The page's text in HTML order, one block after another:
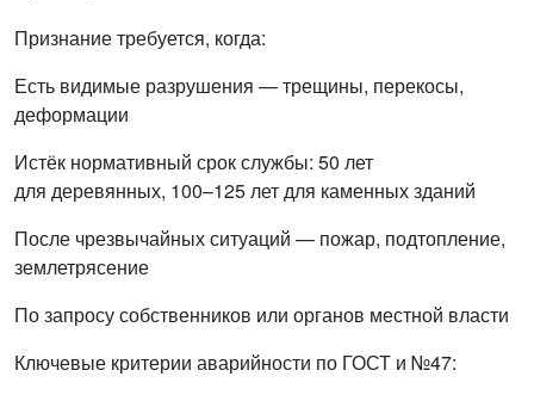
Признание требуется, когда:
Есть видимые разрушения — трещины, перекосы,
деформации
Истёк нормативный срок службы: 50 лет
для деревянных, 100–125 лет для каменных зданий
После чрезвычайных ситуаций — пожар, подтопление,
землетрясение
По запросу собственников или органов местной власти
Ключевые критерии аварийности по ГОСТ и №47: